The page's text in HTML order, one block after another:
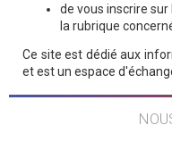
de vous inscrire
la rubrique
Ce site est dédié aux
et est un espace